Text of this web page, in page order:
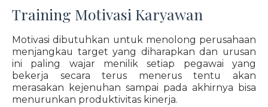
Training Motivasi Karyawan
Motivasi dibutuhkan untuk menolong perusahaan
menjangkau target yang diharapkan dan urusan
ini paling wajar menilik setiap pegawai yang
bekerja secara terus menerus tentu akan
merasakan kejenuhan sampai pada akhirnya bisa
menurunkan produktivitas kinerja.